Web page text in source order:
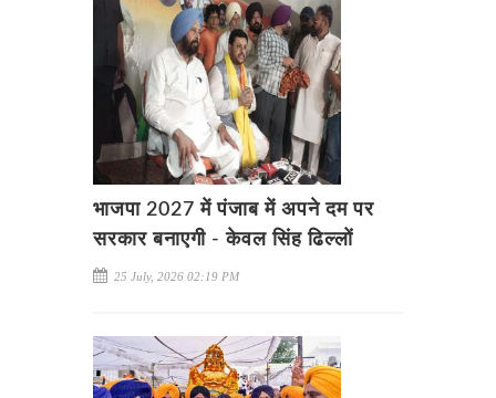
भाजपा 2027 में पंजाब में अपने दम पर
सरकार बनाएगी - केवल सिंह ढिल्लों
25 July, 2026 02:19 PM